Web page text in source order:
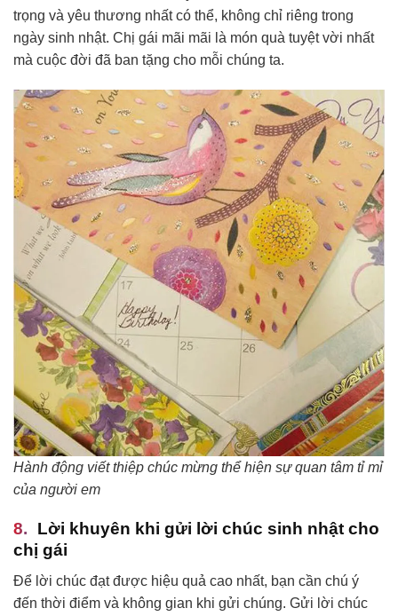
trọng và yêu thương nhất có thể, không chỉ riêng trong
ngày sinh nhật. Chị gái mãi mãi là món quà tuyệt vời nhất
mà cuộc đời đã ban tặng cho mỗi chúng ta.
Hành động viết thiệp chúc mừng thể hiện sự quan tâm tỉ mỉ
của người em
Lời khuyên khi gửi lời chúc sinh nhật cho
chị gái
Để lời chúc đạt được hiệu quả cao nhất, bạn cần chú ý
đến thời điểm và không gian khi gửi chúng. Gửi lời chúc